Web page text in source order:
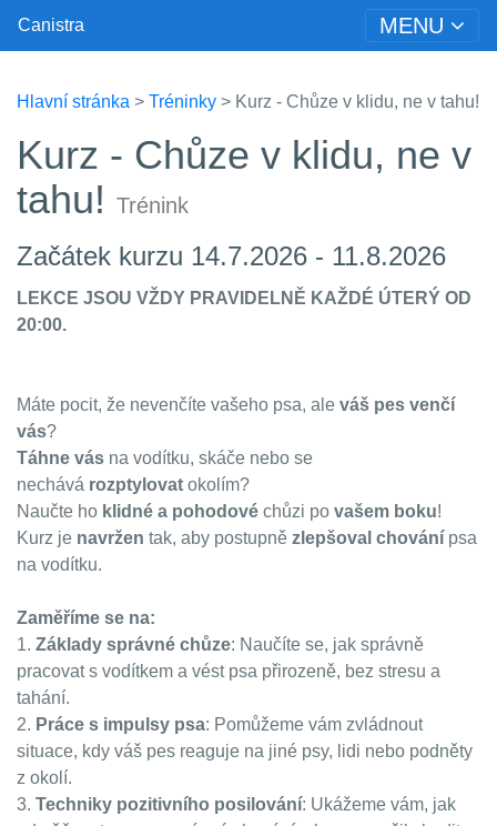
Canistra MENU
Hlavní stránka > Tréninky > Kurz - Chůze v klidu, ne v tahu!
Kurz - Chůze v klidu, ne v
tahu! Trénink
Začátek kurzu 14.7.2026 - 11.8.2026
LEKCE JSOU VŽDY PRAVIDELNĚ KAŽDÉ ÚTERÝ OD
20:00.
Máte pocit, že nevenčíte vašeho psa, ale váš pes venčí
vás?
Táhne vás na vodítku, skáče nebo se
nechává rozptylovat okolím?
Naučte ho klidné a pohodové chůzi po vašem boku!
Kurz je navržen tak, aby postupně zlepšoval chování psa
na vodítku.
Zaměříme se na:
1. Základy správné chůze: Naučíte se, jak správně
pracovat s vodítkem a vést psa přirozeně, bez stresu a
tahání.
2. Práce s impulsy psa: Pomůžeme vám zvládnout
situace, kdy váš pes reaguje na jiné psy, lidi nebo podněty
z okolí.
3. Techniky pozitivního posilování: Ukážeme vám, jak